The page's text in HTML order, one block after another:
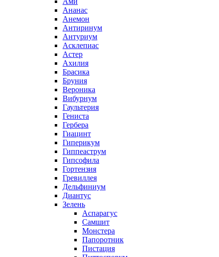
Ананас
Анемон
Антиринум
Антуриум
Асклепиас
Астер
Ахилия
Брасика
Бруния
Вероника
Вибурнум
Гаультерия
Гениста
Гербера
Гиацинт
Гиперикум
Гиппеаструм
Гипсофила
Гортензия
Гревиллея
Дельфиниум
Диантус
Зелень
Аспарагус
Самшит
Монстера
Папоротник
Пистация